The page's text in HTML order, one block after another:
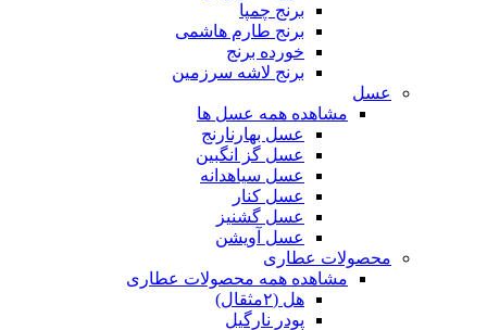
برنج چمپا
برنج طارم هاشمی
خورده برنج
برنج لاشه سرزمین
عسل
مشاهده همه عسل ها
عسل بهارنارنج
عسل گز انگبین
عسل سیاهدانه
عسل کنار
عسل گشنیز
عسل آویشن
محصولات عطاری
مشاهده همه محصولات عطاری
هل (۲مثقال)
پودر نارگیل